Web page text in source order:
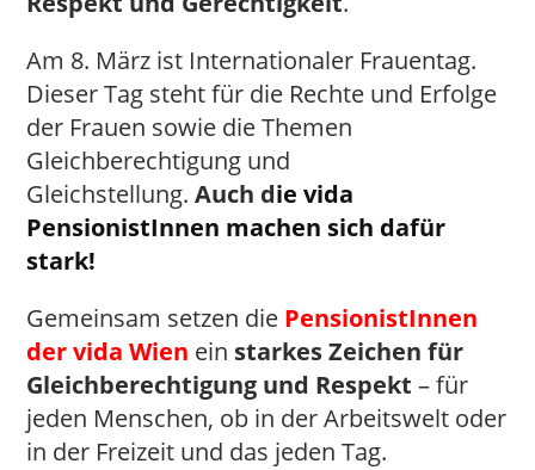
Am 8. März ist Internationaler Frauentag.
Dieser Tag steht für die Rechte und Erfolge
der Frauen sowie die Themen
Gleichberechtigung und
Gleichstellung.Auch die vida
PensionistInnen machen sich dafür
stark!
Gemeinsam setzen die PensionistInnen
der vida Wien ein starkes Zeichen für
Gleichberechtigung und Respekt – für
jeden Menschen, ob in der Arbeitswelt oder
in der Freizeit und das jeden Tag.